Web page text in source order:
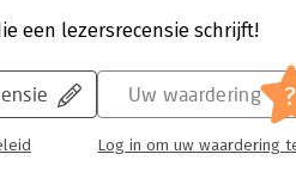
een lezersrecensie schrijft!
Uw waardering ?
Log in om uw waardering